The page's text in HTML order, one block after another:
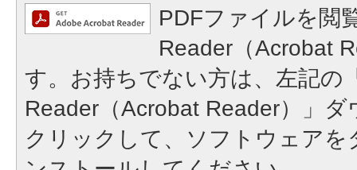
PDFファイルを閲
Reader（Acrobat
す。お持ちでない方は、左記の
Reader（Acrobat Reader）」
クリックして、ソフトウェア